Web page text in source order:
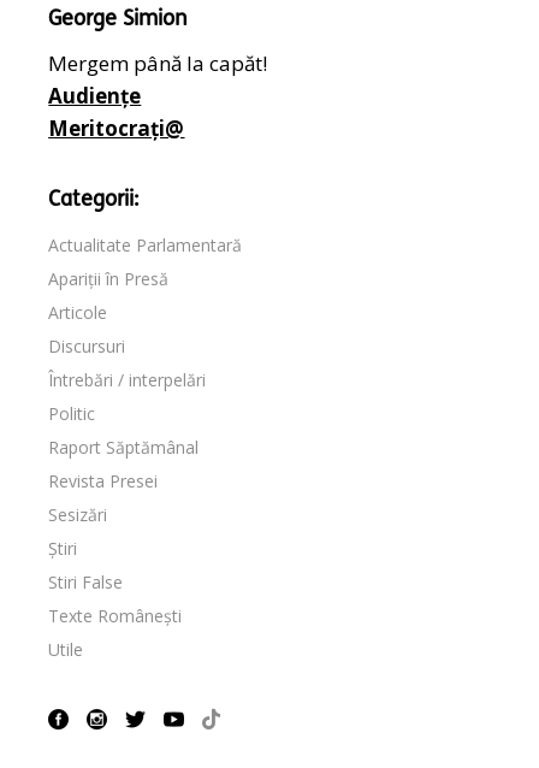
George Simion
Mergem până la capăt!
Audiențe
Meritocrați@
Categorii:
Actualitate Parlamentară
Apariții în Presă
Articole
Discursuri
Întrebări / interpelări
Politic
Raport Săptămânal
Revista Presei
Sesizări
Știri
Stiri False
Texte Românești
Utile